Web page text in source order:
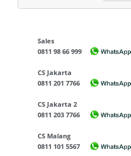
Sales
0811 98 66 999
CS Jakarta
0811 201 7766
CS Jakarta 2
0811 203 7766
CS Malang
0811 101 5567